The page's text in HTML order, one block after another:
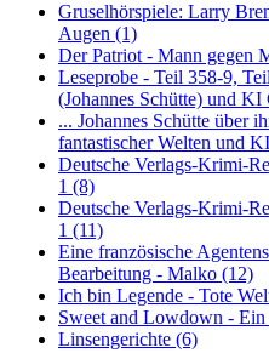
Gruselhörspiele: Larry
Augen (1)
Der Patriot - Mann gegen
Leseprobe - Teil 358-9,
(Johannes Schütte) und
... Johannes Schütte über
fantastischer Welten und
Deutsche Verlags-Krimi-
1 (8)
Deutsche Verlags-Krimi-
1 (11)
Eine französische
Bearbeitung - Malko (12)
Ich bin Legende - Tote
Sweet and Lowdown -
Linsengerichte (6)